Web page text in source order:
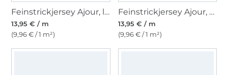
Feinstrickjersey Ajour, lachs
13,95 € / m
(9,96 € / 1 m²)
Feinstrickjersey Ajour, hellgrau
13,95 € / m
(9,96 € / 1 m²)